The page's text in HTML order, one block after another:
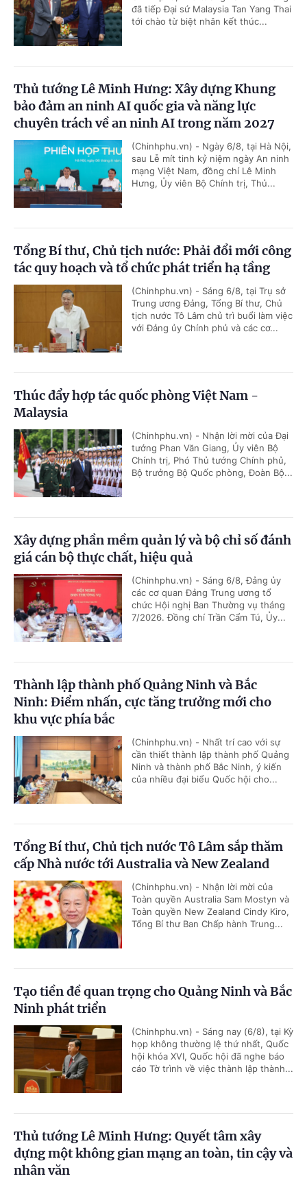
đã tiếp Đại sứ Malaysia Tan Yang Thai
tới chào từ biệt nhân kết thúc...
Thủ tướng Lê Minh Hưng: Xây dựng Khung
bảo đảm an ninh AI quốc gia và năng lực
chuyên trách về an ninh AI trong năm 2027
(Chinhphu.vn) - Ngày 6/8, tại Hà Nội,
sau Lễ mít tinh kỷ niệm ngày An ninh
mạng Việt Nam, đồng chí Lê Minh
Hưng, Ủy viên Bộ Chính trị, Thủ...
Tổng Bí thư, Chủ tịch nước: Phải đổi mới công
tác quy hoạch và tổ chức phát triển hạ tầng
(Chinhphu.vn) - Sáng 6/8, tại Trụ sở
Trung ương Đảng, Tổng Bí thư, Chủ
tịch nước Tô Lâm chủ trì buổi làm việc
với Đảng ủy Chính phủ và các cơ...
Thúc đẩy hợp tác quốc phòng Việt Nam -
Malaysia
(Chinhphu.vn) - Nhận lời mời của Đại
tướng Phan Văn Giang, Ủy viên Bộ
Chính trị, Phó Thủ tướng Chính phủ,
Bộ trưởng Bộ Quốc phòng, Đoàn Bộ...
Xây dựng phần mềm quản lý và bộ chỉ số đánh
giá cán bộ thực chất, hiệu quả
(Chinhphu.vn) - Sáng 6/8, Đảng ủy
các cơ quan Đảng Trung ương tổ
chức Hội nghị Ban Thường vụ tháng
7/2026. Đồng chí Trần Cẩm Tú, Ủy...
Thành lập thành phố Quảng Ninh và Bắc
Ninh: Điểm nhấn, cực tăng trưởng mới cho
khu vực phía bắc
(Chinhphu.vn) - Nhất trí cao với sự
cần thiết thành lập thành phố Quảng
Ninh và thành phố Bắc Ninh, ý kiến
của nhiều đại biểu Quốc hội cho...
Tổng Bí thư, Chủ tịch nước Tô Lâm sắp thăm
cấp Nhà nước tới Australia và New Zealand
(Chinhphu.vn) - Nhận lời mời của
Toàn quyền Australia Sam Mostyn và
Toàn quyền New Zealand Cindy Kiro,
Tổng Bí thư Ban Chấp hành Trung...
Tạo tiền đề quan trọng cho Quảng Ninh và Bắc
Ninh phát triển
(Chinhphu.vn) - Sáng nay (6/8), tại Kỳ
họp không thường lệ thứ nhất, Quốc
hội khóa XVI, Quốc hội đã nghe báo
cáo Tờ trình về việc thành lập thành...
Thủ tướng Lê Minh Hưng: Quyết tâm xây
dựng một không gian mạng an toàn, tin cậy và
nhân văn